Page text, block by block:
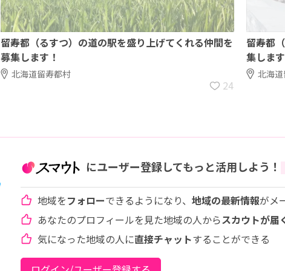
留寿都（るすつ）の道の駅を盛り上げてくれる仲間を
募集します！
北海道留寿都村
24
留寿都
集します
北海
にユーザー登録してもっと活用しよう！
地域をフォローできるようになり、 地域の最新情報がメ
あなたのプロフィールを見た地域の人からスカウトが届
気になった地域の人に直接チャットすることができる